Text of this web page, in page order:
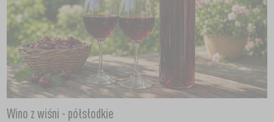
Wino z wiśni - półsłodkie